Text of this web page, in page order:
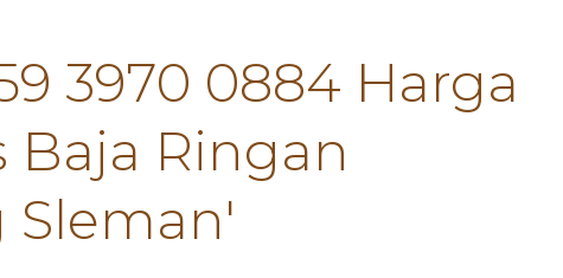
3970 0884 Harga
Ringan